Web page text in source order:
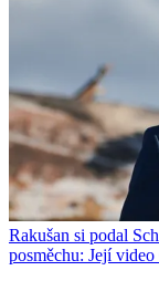
Rakušan si podal
posměchu: Její